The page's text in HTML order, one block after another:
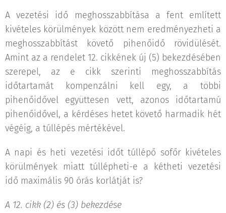
A vezetési idő meghosszabbítása a fent említett
kivételes körülmények között nem eredményezheti a
meghosszabbítást követő pihenőidő rövidülését.
Amint az a rendelet 12. cikkének új (5) bekezdésében
szerepel, az e cikk szerinti meghosszabbítás
időtartamát kompenzálni kell egy, a többi
pihenőidővel együttesen vett, azonos időtartamú
pihenőidővel, a kérdéses hetet követő harmadik hét
végéig, a túllépés mértékével.
A napi és heti vezetési időt túllépő sofőr kivételes
körülmények miatt túllépheti-e a kétheti vezetési
idő maximális 90 órás korlátját is?
A 12. cikk (2) és (3) bekezdése